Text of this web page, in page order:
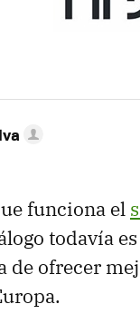
funciona el
todavía
de ofrecer